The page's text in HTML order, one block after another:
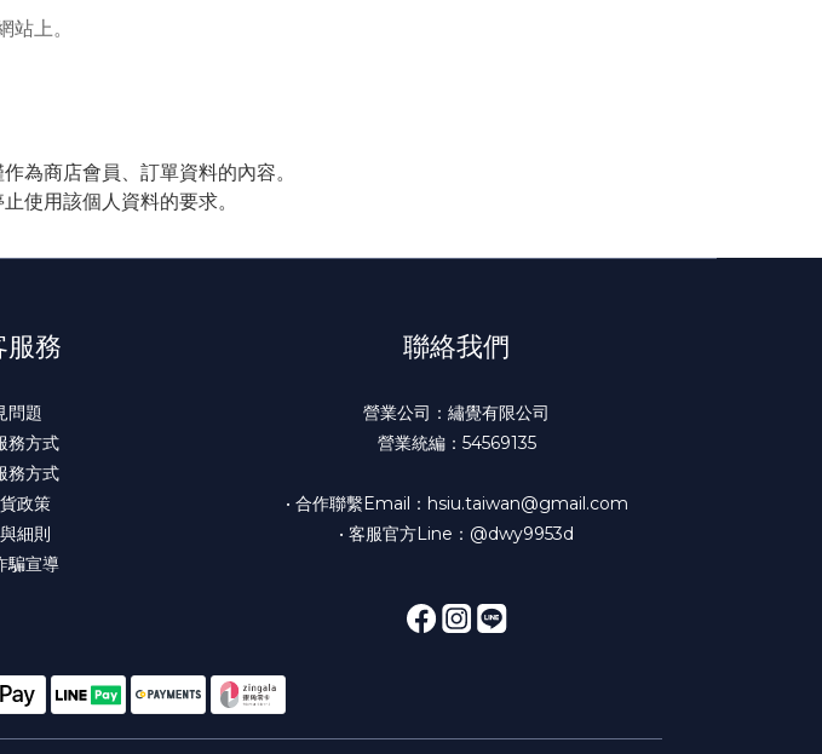
上。
為商店會員、訂單資料的內容。
使用該個人資料的要求。
服務
問題
務方式
務方式
政策
細則
騙宣導
聯絡我們
營業公司：繡覺有限公司
營業統編：54569135
• 合作聯繫Email：hsiu.taiwan@gmail.com
• 客服官方Line：@dwy9953d